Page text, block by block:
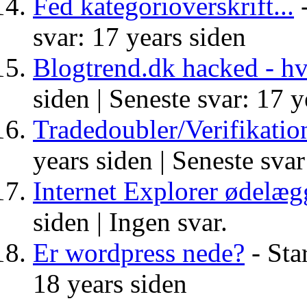
Fed kategorioverskrift...
svar: 17 years siden
Blogtrend.dk hacked -
siden | Seneste svar: 17
Tradedoubler/
years siden | Seneste
Internet Explorer
siden | Ingen svar.
Er wordpress nede? -
18 years siden